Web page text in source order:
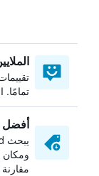
تمامًا.
أفضل
مقارنة